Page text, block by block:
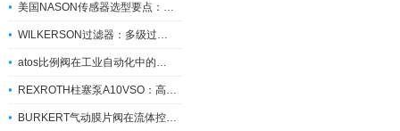
美国NASON传感器选型要点：精度、量程与接口适配指南
WILKERSON过滤器：多级过滤技术，适配多行业净化需求
atos比例阀在工业自动化中的关键应用
REXROTH柱塞泵A10VSO：高效液压系统的核心组件
BURKERT气动膜片阀在流体控制中的应用